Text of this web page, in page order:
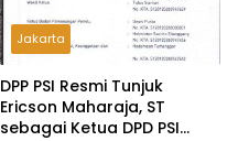
Jakarta
DPP PSI Resmi Tunjuk
Ericson Maharaja, ST
sebagai Ketua DPD PSI